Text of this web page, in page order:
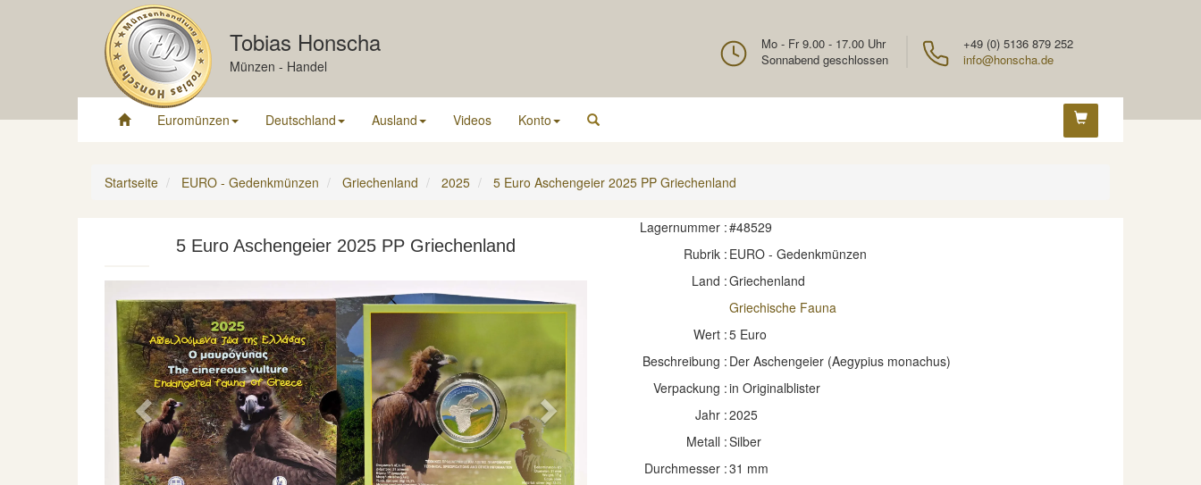
Tobias Honscha
Münzen - Handel
+49 (0) 5136 879 252
info@honscha.de
Mo - Fr 9.00 - 17.00 Uhr
Sonnabend geschlossen
Euromünzen Deutschland Ausland Videos Konto
Startseite EURO - Gedenkmünzen Griechenland 2025 5 Euro Aschengeier 2025 PP Griechenland
5 Euro Aschengeier 2025 PP Griechenland
Previous Next
Lagernummer :#48529
Rubrik : EURO - Gedenkmünzen
Land :Griechenland
Griechische Fauna
Wert :5 Euro
Beschreibung : Der Aschengeier (Aegypius monachus)
Verpackung :in Originalblister
Jahr :2025
Metall :Silber
Durchmesser :31 mm